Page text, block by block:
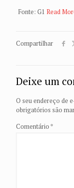
Fonte: G1 Read
Compartilhar
Deixe um
O seu endereço de
obrigatórios são
Comentário *